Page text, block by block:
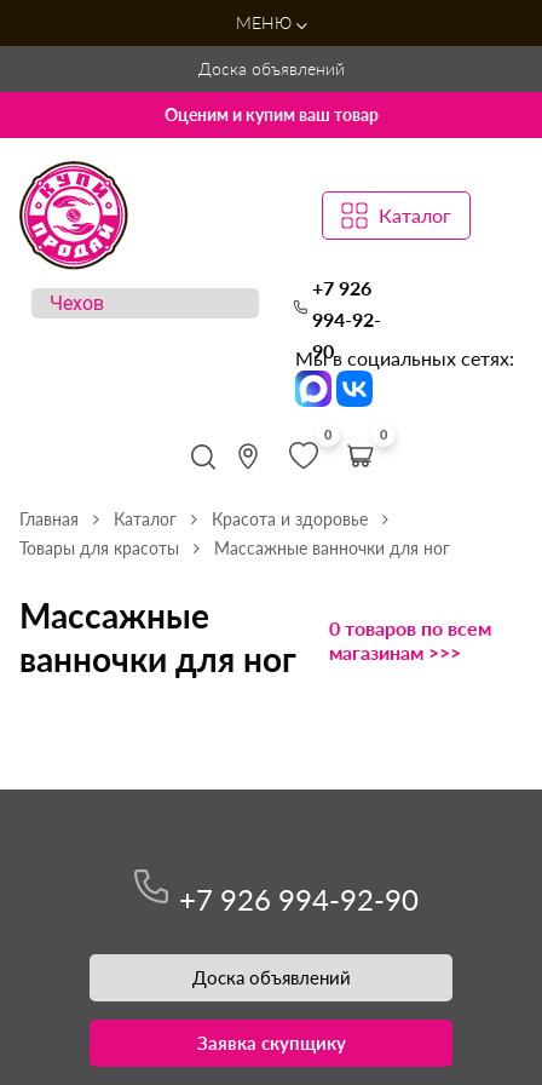
МЕНЮ
Доска объявлений
Оценим и купим ваш товар
Каталог
+7 926
994-92-
90
Мы в социальных сетях:
0 0
Главная Каталог
Красота и здоровье
Товары для красоты
Массажные ванночки для ног
Массажные
ванночки для ног
0 товаров по всем
магазинам >>>
+7 926 994-92-90
Доска объявлений
Заявка скупщику